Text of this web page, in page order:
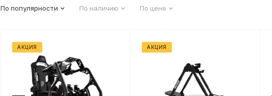
По популярности По наличию По цене
АКЦИЯ АКЦИЯ